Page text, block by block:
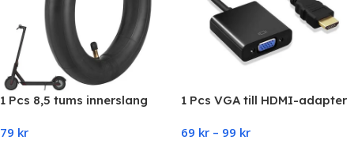
1 Pcs 8,5 tums innerslang
Essential)
79 kr
1 Pcs VGA till HDMI-adapter
69 kr – 99 kr